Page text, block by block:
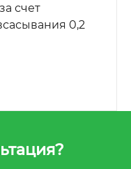
счет
0,2